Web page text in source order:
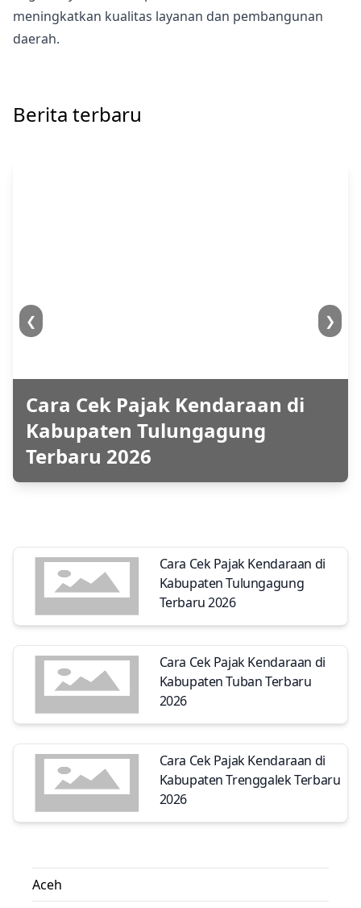
meningkatkan kualitas layanan dan pembangunan
daerah.
Berita terbaru
Cara Cek Pajak Kendaraan di
Kabupaten Tulungagung
Terbaru 2026
❮ ❯
Cara Cek Pajak Kendaraan di
Kabupaten Tulungagung
Terbaru 2026
Cara Cek Pajak Kendaraan di
Kabupaten Tuban Terbaru
2026
Cara Cek Pajak Kendaraan di
Kabupaten Trenggalek Terbaru
2026
Aceh